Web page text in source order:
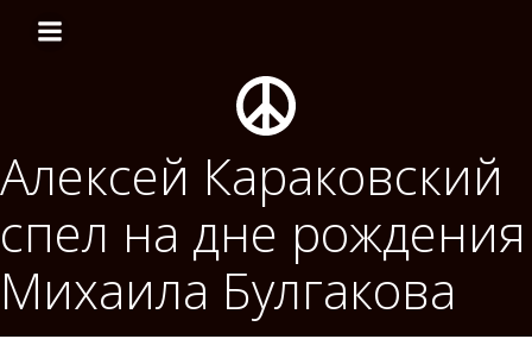
содержимому
Алексей Караковский
спел на дне рождения
Михаила Булгакова